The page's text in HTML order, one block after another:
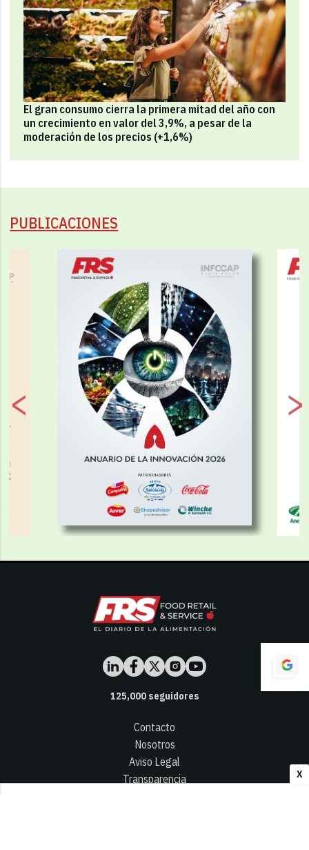
X
El gran consumo cierra la primera mitad del año con
un crecimiento en valor del 3,9%, a pesar de la
moderación de los precios (+1,6%)
PUBLICACIONES
125,000seguidores
Contacto
Nosotros
Aviso Legal
Transparencia